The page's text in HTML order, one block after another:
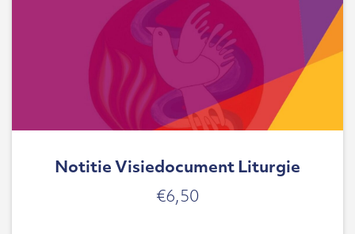
Notitie Visiedocument Liturgie
€6,50